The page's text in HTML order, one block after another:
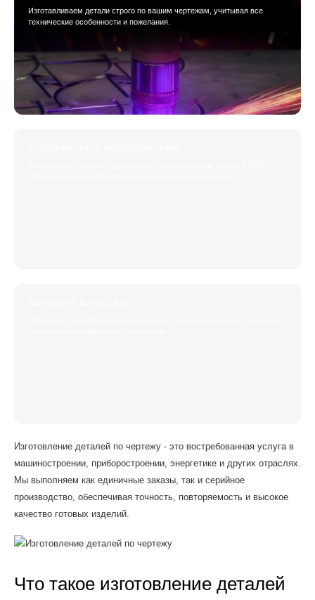
Изготавливаем детали строго по вашим чертежам, учитывая все
технические особенности и пожелания.
Изготовление деталей по чертежу - это востребованная услуга в
машиностроении, приборостроении, энергетике и других отраслях.
Мы выполняем как единичные заказы, так и серийное
производство, обеспечивая точность, повторяемость и высокое
качество готовых изделий.
Что такое изготовление деталей